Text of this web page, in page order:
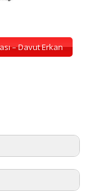
– Davut Erkan